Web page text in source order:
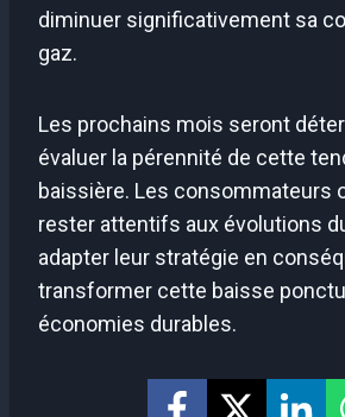
diminuer significativement sa
gaz.
Les prochains mois seront
évaluer la pérennité de cette
baissière. Les consommateurs
rester attentifs aux évolutions
adapter leur stratégie en
transformer cette baisse
économies durables.